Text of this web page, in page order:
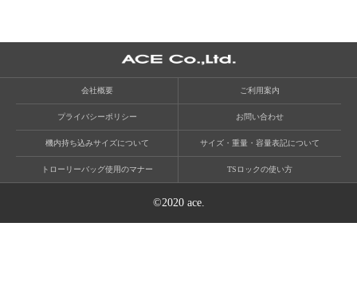
会社概要 ご利用案内
プライバシーポリシー お問い合わせ
機内持ち込みサイズについて サイズ・重量・容量表記について
トローリーバッグ使用のマナー TSロックの使い方
©2020 ace.